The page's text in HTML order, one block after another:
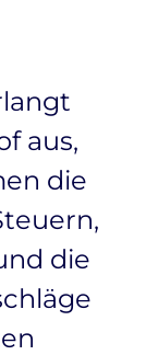
aus,
die
die